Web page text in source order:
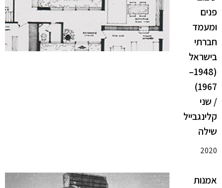
פנים
ומעמד
חברתי
בישראל
(1948–
1967)
/ שני
קלינגבייל
שילה
2020
אמנות